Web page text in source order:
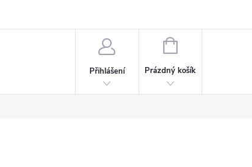
Přihlášení
NÁKUPNÍ
Prázdný košík